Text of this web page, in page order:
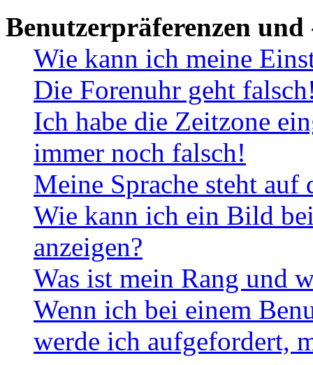
Benutzerpräferenzen und
Wie kann ich meine
Die Forenuhr geht
Ich habe die Zeitzone
immer noch falsch!
Meine Sprache steht
Wie kann ich ein Bild
anzeigen?
Was ist mein Rang und
Wenn ich bei einem
werde ich aufgefordert,